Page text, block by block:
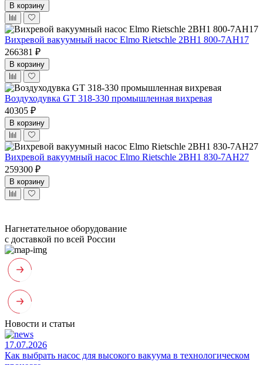
В корзину
Вихревой вакуумный насос Elmo Rietschle 2BH1 800-7AH17
266381 ₽
В корзину
Воздуходувка GT 318-330 промышленная вихревая
40305 ₽
В корзину
Вихревой вакуумный насос Elmo Rietschle 2BH1 830-7AH27
259300 ₽
В корзину
Нагнетательное оборудование
с доставкой по всей России
Новости и статьи
17.07.2026
Как выбрать насос для высокого вакуума в технологическом